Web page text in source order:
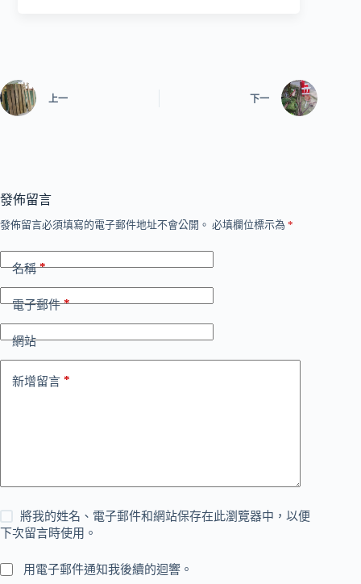
上一 下一
發佈留言
發佈留言必須填寫的電子郵件地址不會公開。 必填欄位標示為 *
名稱*
電子郵件*
網站
新增留言 *
將我的姓名、電子郵件和網站保存在此瀏覽器中，以便
下次留言時使用。
用電子郵件通知我後續的迴響。